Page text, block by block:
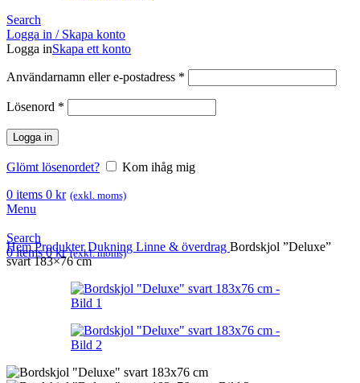
Search
Logga in / Skapa konto
Logga inSkapa ett konto
Användarnamn eller e-postadress *
Lösenord *
Logga in
Glömt lösenordet?
Kom ihåg mig
0 items 0 kr (exkl. moms)
Menu
Search
0items 0kr (exkl. moms)
HemProdukterDukning Linne & överdrag Bordskjol ”Deluxe”
svart 183×76 cm